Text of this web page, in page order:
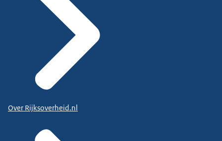
Over Rijksoverheid.nl